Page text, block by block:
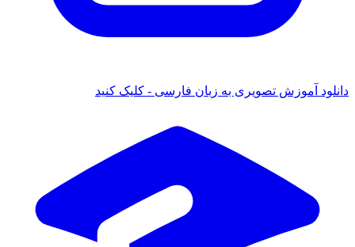
دانلود آموزش تصویری به زبان فارسی - کلیک کنید